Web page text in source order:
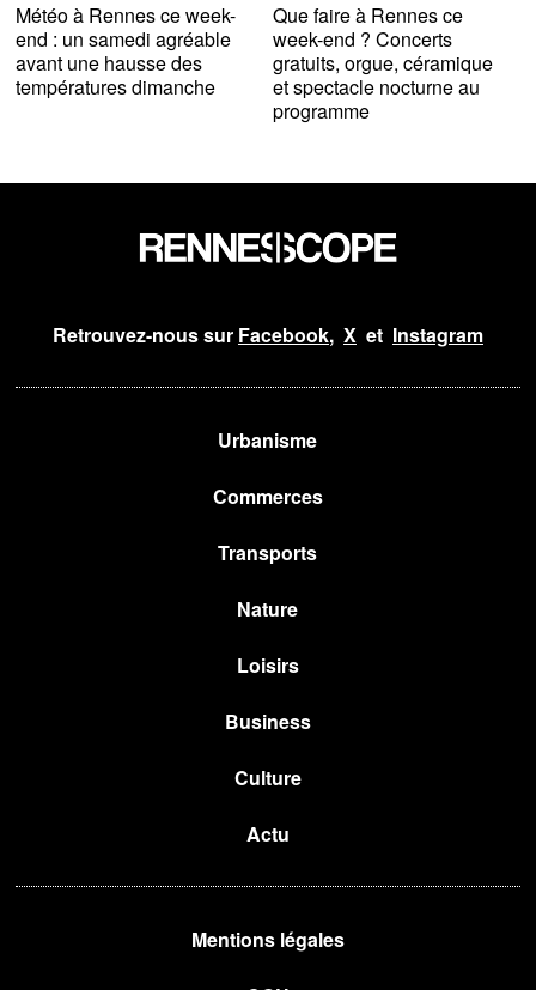
Météo à Rennes ce week-
end : un samedi agréable
avant une hausse des
températures dimanche
Que faire à Rennes ce
week-end ? Concerts
gratuits, orgue, céramique
et spectacle nocturne au
programme
Retrouvez-nous sur Facebook, Xet Instagram
Urbanisme
Commerces
Transports
Nature
Loisirs
Business
Culture
Actu
Mentions légales